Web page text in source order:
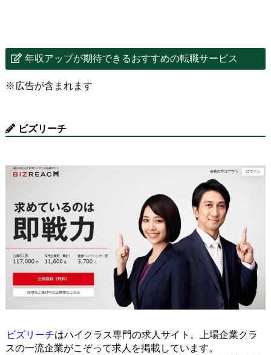
年収アップが期待できるおすすめの転職サービス
※広告が含まれます
ビズリーチ
ビズリーチはハイクラス専門の求人サイト。上場企業クラ
スの一流企業がこぞって求人を掲載しています。